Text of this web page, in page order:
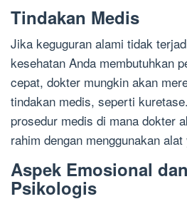
Tindakan Medis
Jika keguguran alami tidak
kesehatan Anda membutuhkan
cepat, dokter mungkin akan
tindakan medis, seperti
prosedur medis di mana dokter
rahim dengan menggunakan
Aspek Emosional
Psikologis